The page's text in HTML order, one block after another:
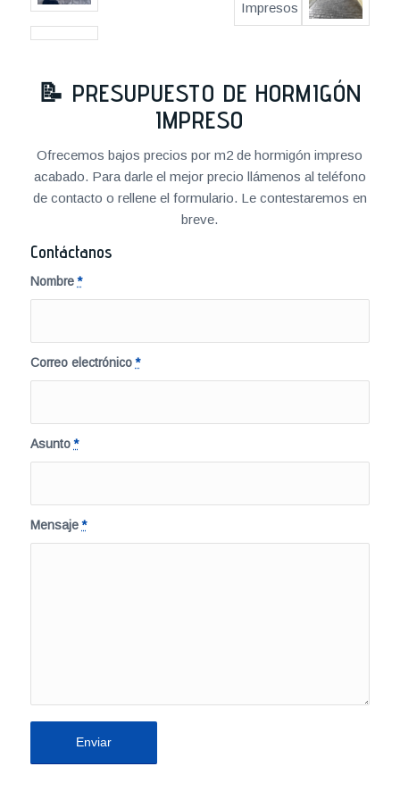
📝 PRESUPUESTO DE HORMIGÓN
IMPRESO
Ofrecemos bajos precios por m2 de hormigón impreso
acabado. Para darle el mejor precio llámenos al teléfono
de contacto o rellene el formulario. Le contestaremos en
breve.
Contáctanos
Nombre*
Correo electrónico*
Asunto*
Mensaje*